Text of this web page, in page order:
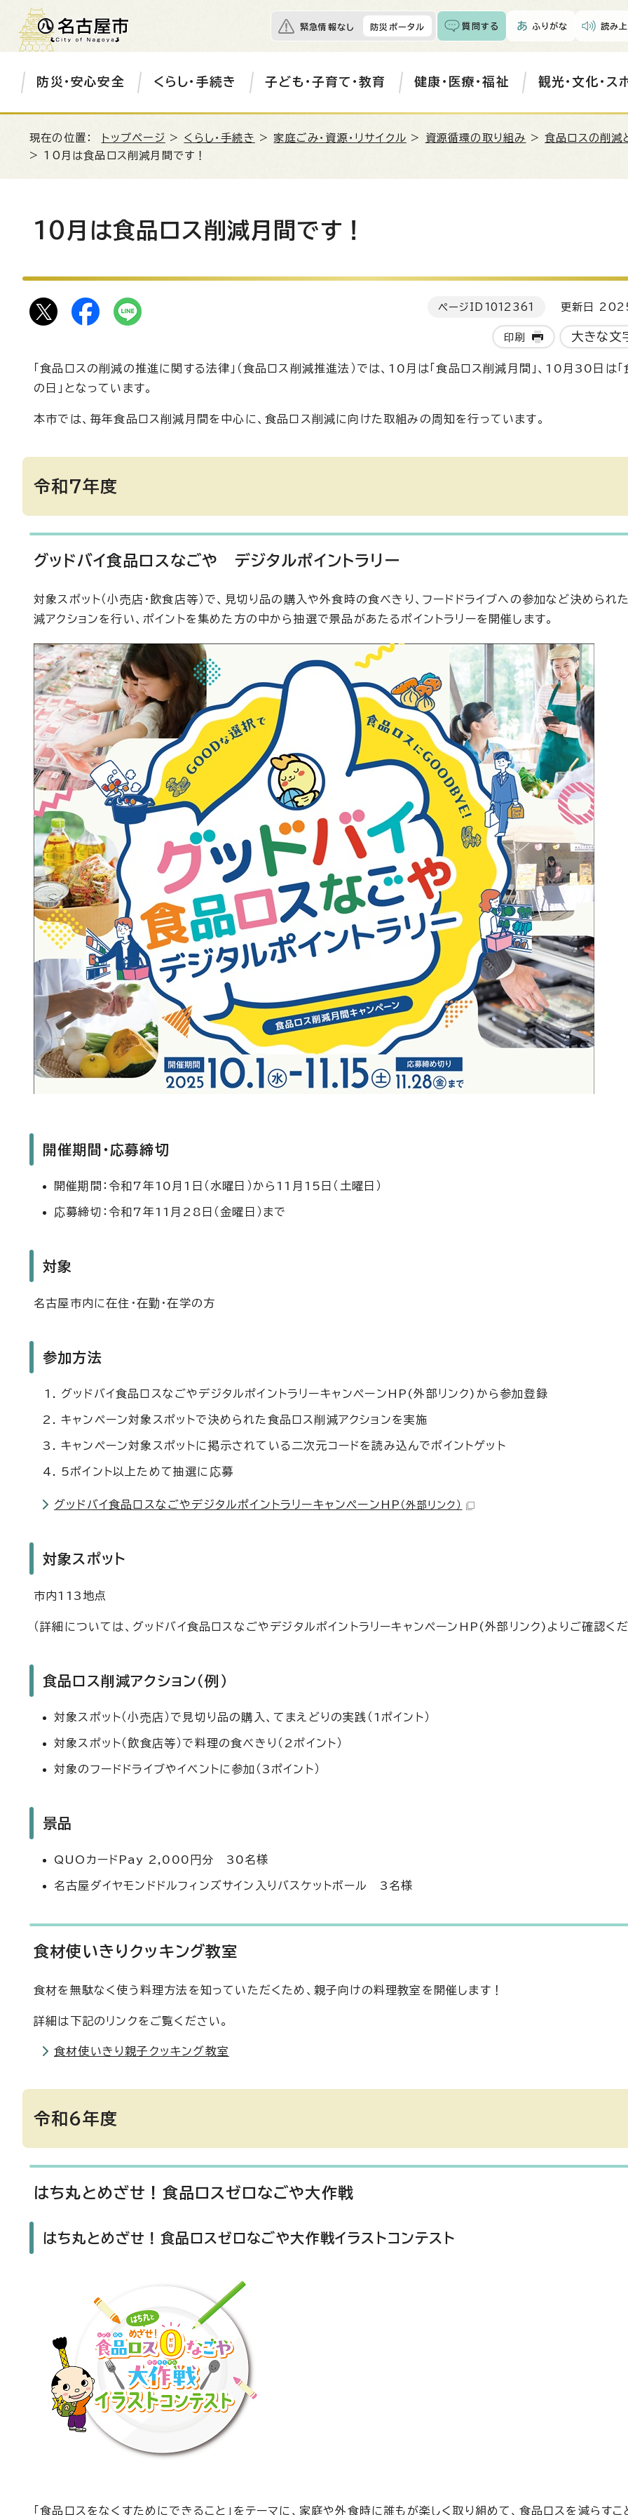
緊急情報なし 防災ポータル 質問する ふりがな 読み
防災・安心安全 くらし・手続き 子ども・子育て・教育 健康・医療・福祉 観光・文化・ス
現在の位置： トップページ > くらし・手続き > 家庭ごみ・資源・リサイクル > 資源循環の取り組み >食品ロスの削減
> 10月は食品ロス削減月間です！
10月は食品ロス削減月間です！
ページID 1012361 更新日
印刷 大きな文
「食品ロスの削減の推進に関する法律」（食品ロス削減推進法）では、10月は「食品ロス削減月間」、10月30日は
の日」となっています。
本市では、毎年食品ロス削減月間を中心に、食品ロス削減に向けた取組みの周知を行っています。
令和7年度
グッドバイ食品ロスなごや デジタルポイントラリー
対象スポット（小売店・飲食店等）で、見切り品の購入や外食時の食べきり、フードドライブへの参加など決められ
減アクションを行い、ポイントを集めた方の中から抽選で景品があたるポイントラリーを開催します。
開催期間・応募締切
開催期間：令和7年10月1日（水曜日）から11月15日（土曜日）
応募締切：令和7年11月28日（金曜日）まで
対象
名古屋市内に在住・在勤・在学の方
参加方法
グッドバイ食品ロスなごやデジタルポイントラリーキャンペーンHP(外部リンク)から参加登録
キャンペーン対象スポットで決められた食品ロス削減アクションを実施
キャンペーン対象スポットに掲示されている二次元コードを読み込んでポイントゲット
5ポイント以上ためて抽選に応募
グッドバイ食品ロスなごやデジタルポイントラリーキャンペーンHP （外部リンク）
対象スポット
市内113地点
（詳細については、グッドバイ食品ロスなごやデジタルポイントラリーキャンペーンHP(外部リンク)よりご確認くだ
食品ロス削減アクション（例）
対象スポット（小売店）で見切り品の購入、てまえどりの実践（1ポイント）
対象スポット（飲食店等）で料理の食べきり（2ポイント）
対象のフードドライブやイベントに参加（3ポイント）
景品
QUOカードPay 2,000円分 30名様
名古屋ダイヤモンドドルフィンズサイン入りバスケットボール 3名様
食材使いきりクッキング教室
食材を無駄なく使う料理方法を知っていただくため、親子向けの料理教室を開催します！
詳細は下記のリンクをご覧ください。
食材使いきり親子クッキング教室
令和6年度
はち丸とめざせ！食品ロスゼロなごや大作戦
はち丸とめざせ！食品ロスゼロなごや大作戦イラストコンテスト
「食品ロスをなくすためにできること」をテーマに、家庭や外食時に誰もが楽しく取り組めて、食品ロスを減らす